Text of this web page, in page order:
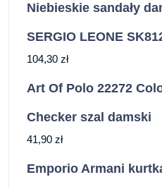
Niebieskie sandały
SERGIO LEONE
104,30 zł
Art Of Polo 22272
Checker szal damski
41,90 zł
Emporio Armani